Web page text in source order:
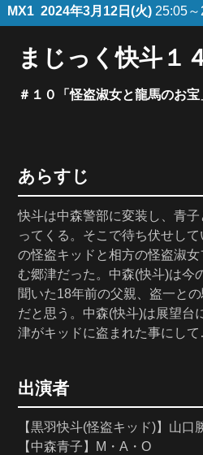
MX1 2024年3月12日(火) 25:05
まじっく快斗１
＃１０「怪盗淑女と龍馬のお宝
あらすじ
快斗は中森警部に変装し、青
ってくる。そこで待ち伏せし
の怪盗キッドと相方の怪盗淑
む郷津だった。中森(快斗)は今
聞いた18年前の父親、盗一と
だと思う。中森(快斗)は展望台
津がキッドに盗まれた事にし
出演者
【黒羽快斗(怪盗キッド)】山口
【中森青子】M・A・O